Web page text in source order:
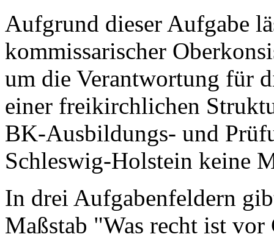
Aufgrund dieser Aufgabe
kommissarischer
um die Verantwortung für
einer freikirchlichen
BK-Ausbildungs- und
Schleswig-Holstein keine
In drei Aufgabenfeldern
Maßstab "Was recht ist